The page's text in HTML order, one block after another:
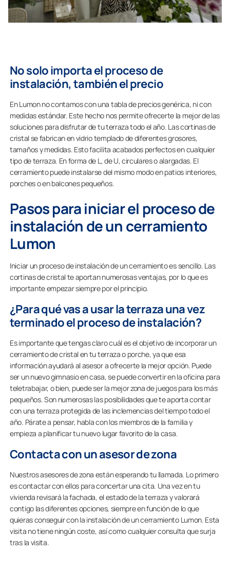
No solo importa el proceso de
instalación, también el precio
En Lumon no contamos con una tabla de precios genérica, ni con
medidas estándar. Este hecho nos permite ofrecerte la mejor de las
soluciones para disfrutar de tu terraza todo el año. Las cortinas de
cristal se fabrican en vidrio templado de diferentes grosores,
tamaños y medidas. Esto facilita acabados perfectos en cualquier
tipo de terraza. En forma de L, de U, circulares o alargadas. El
cerramiento puede instalarse del mismo modo en patios interiores,
porches o en balcones pequeños.
Pasos para iniciar el proceso de
instalación de un cerramiento
Lumon
Iniciar un proceso de instalación de un cerramiento es sencillo. Las
cortinas de cristal te aportan numerosas ventajas, por lo que es
importante empezar siempre por el principio.
¿Para qué vas a usar la terraza una vez
terminado el proceso de instalación?
Es importante que tengas claro cuál es el objetivo de incorporar un
cerramiento de cristal en tu terraza o porche, ya que esa
información ayudará al asesor a ofrecerte la mejor opción. Puede
ser un nuevo gimnasio en casa, se puede convertir en la oficina para
teletrabajar, o bien, puede ser la mejor zona de juegos para los más
pequeños. Son numerosas las posibilidades que te aporta contar
con una terraza protegida de las inclemencias del tiempo todo el
año. Párate a pensar, habla con los miembros de la familia y
empieza a planificar tu nuevo lugar favorito de la casa.
Contacta con un asesor de zona
Nuestros asesores de zona están esperando tu llamada. Lo primero
es contactar con ellos para concertar una cita. Una vez en tu
vivienda revisará la fachada, el estado de la terraza y valorará
contigo las diferentes opciones, siempre en función de lo que
quieras conseguir con la instalación de un cerramiento Lumon. Esta
visita no tiene ningún coste, así como cualquier consulta que surja
tras la visita.